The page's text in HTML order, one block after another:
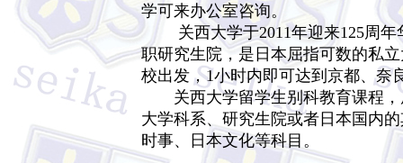
学可来办公室咨询。
关西大学于2011年迎来125周年华
职研究生院，是日本屈指可数的私
校出发，1小时内即可达到京都、奈
关西大学留学生别科教育课程，
大学科系、研究生院或者日本国内
时事、日本文化等科目。